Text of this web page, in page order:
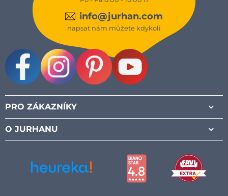
info@jurhan.com
napsat nám můžete kdykoli
PRO ZÁKAZNÍKY
O JURHANU